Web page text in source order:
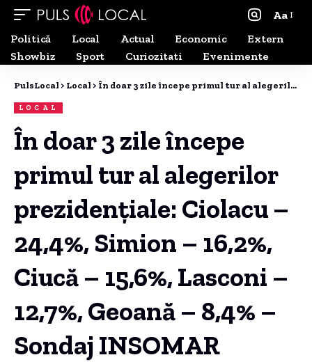
Aa
Politică
Local Actual Economic
Extern
Showbiz
Sport Curiozitati Evenimente
PulsLocal > Local > În doar 3 zile începe primul tur al alegerilor prezidențiale: Ciolacu – 24,4%, Simion – 16,2%, Ciucă – 15,6%, Lasconi – 12,7%, Geoană – 8,4% – Sondaj INSOMAR
LOCAL
În doar 3 zile începe
primul tur al alegerilor
prezidențiale: Ciolacu –
24,4%, Simion – 16,2%,
Ciucă – 15,6%, Lasconi –
12,7%, Geoană – 8,4% –
Sondaj INSOMAR